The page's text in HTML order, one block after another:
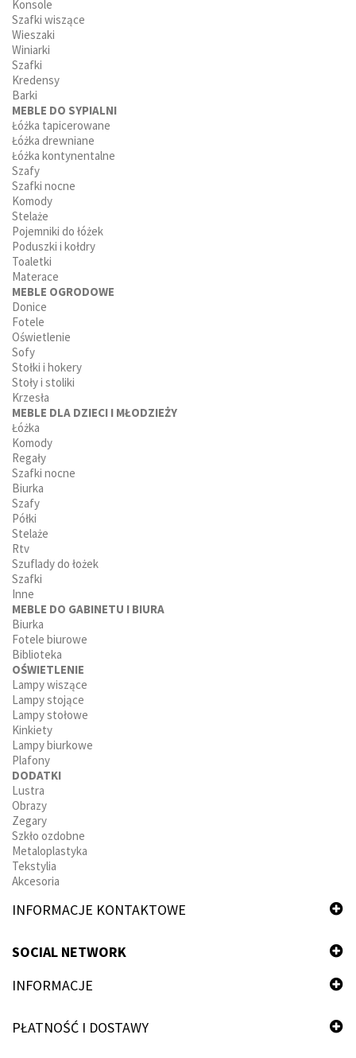
Konsole
Szafki wiszące
Wieszaki
Winiarki
Szafki
Kredensy
Barki
MEBLE DO SYPIALNI
Łóżka tapicerowane
Łóżka drewniane
Łóżka kontynentalne
Szafy
Szafki nocne
Komody
Stelaże
Pojemniki do łóżek
Poduszki i kołdry
Toaletki
Materace
MEBLE OGRODOWE
Donice
Fotele
Oświetlenie
Sofy
Stołki i hokery
Stoły i stoliki
Krzesła
MEBLE DLA DZIECI I MŁODZIEŻY
Łóżka
Komody
Regały
Szafki nocne
Biurka
Szafy
Półki
Stelaże
Rtv
Szuflady do łożek
Szafki
Inne
MEBLE DO GABINETU I BIURA
Biurka
Fotele biurowe
Biblioteka
OŚWIETLENIE
Lampy wiszące
Lampy stojące
Lampy stołowe
Kinkiety
Lampy biurkowe
Plafony
DODATKI
Lustra
Obrazy
Zegary
Szkło ozdobne
Metaloplastyka
Tekstylia
Akcesoria
INFORMACJE KONTAKTOWE
SOCIAL NETWORK
INFORMACJE
PŁATNOŚĆ I DOSTAWY